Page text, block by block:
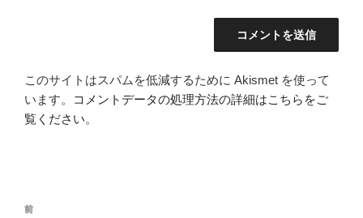
このサイトはスパムを低減するために Akismet を使って
います。
コメントデータの処理方法の詳細はこちらをご
覧ください。
投
前
前